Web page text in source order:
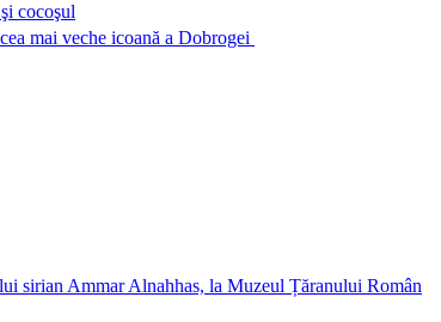
cocoşul
mai veche icoană a Dobrogei